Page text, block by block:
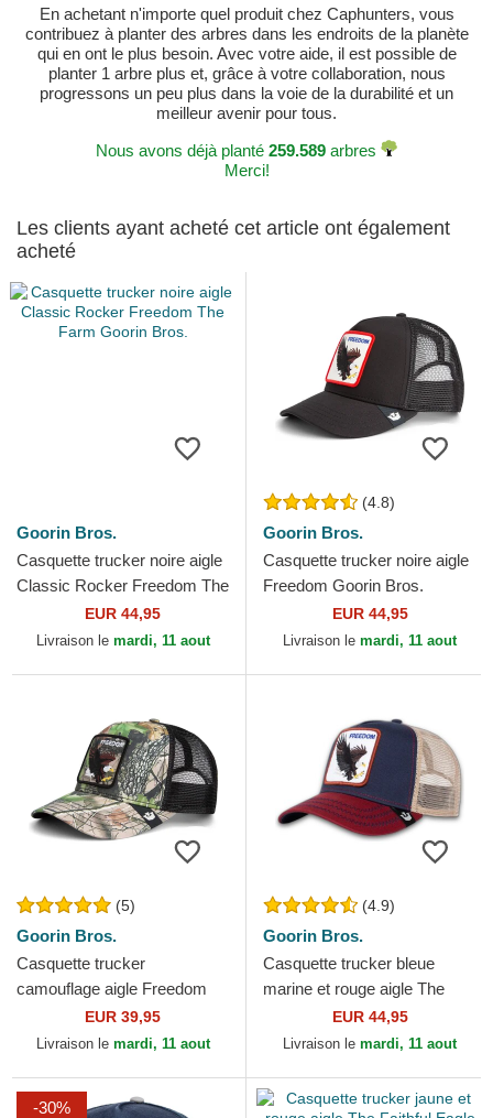
En achetant n'importe quel produit chez Caphunters, vous
contribuez à planter des arbres dans les endroits de la planète
qui en ont le plus besoin. Avec votre aide, il est possible de
planter 1 arbre plus et, grâce à votre collaboration, nous
progressons un peu plus dans la voie de la durabilité et un
meilleur avenir pour tous.
Nous avons déjà planté 259.589 arbres
Merci!
Les clients ayant acheté cet article ont également
acheté
Goorin Bros.
Casquette trucker noire aigle
Classic Rocker Freedom The
Farm Goorin Bros.
EUR 44,95
Livraison le mardi, 11 aout
(4.8)
Goorin Bros.
Casquette trucker noire aigle
Freedom Goorin Bros.
EUR 44,95
Livraison le mardi, 11 aout
(5)
Goorin Bros.
Casquette trucker
camouflage aigle Freedom
Eagle Camouflage Seasonal
Real Tree The Farm Goorin
EUR 39,95
Livraison le mardi, 11 aout
(4.9)
Goorin Bros.
Casquette trucker bleue
marine et rouge aigle The
Freedom Eagle The Farm
Goorin Bros.
EUR 44,95
Livraison le mardi, 11 aout
-30%